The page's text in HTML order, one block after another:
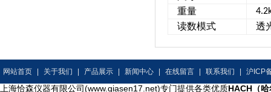
重量
读数模式 透
网站首页 关于我们 产品展示 新闻中心 在线留言 联系我们 沪ICP
上海恰森仪器有限公司(www.qiasen17.net)专门提供各类优质HACH（